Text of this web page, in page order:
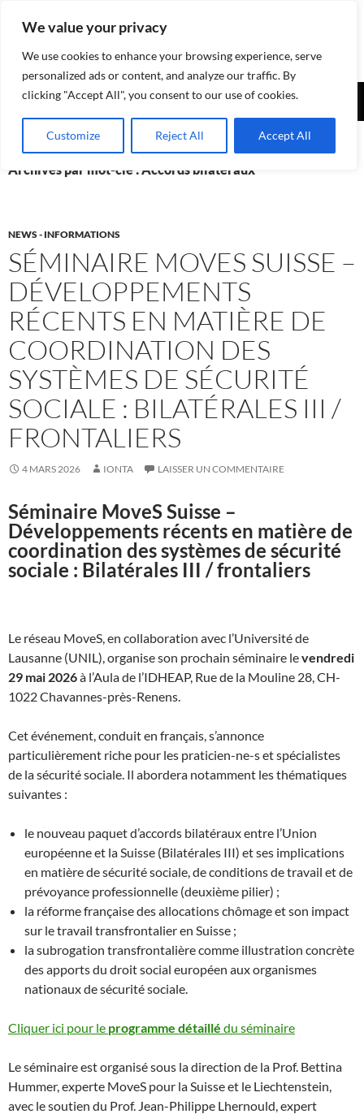
We value your privacy
We use cookies to enhance your browsing experience, serve
personalized ads or content, and analyze our traffic. By
clicking "Accept All", you consent to our use of cookies.
Customize Reject All Accept All
Assurances-sociales.info
Recherche
Archives par mot-clé : Accords bilatéraux
NEWS - INFORMATIONS
SÉMINAIRE MOVES SUISSE –
DÉVELOPPEMENTS
RÉCENTS EN MATIÈRE DE
COORDINATION DES
SYSTÈMES DE SÉCURITÉ
SOCIALE : BILATÉRALES III /
FRONTALIERS
4 MARS 2026 IONTA LAISSER UN COMMENTAIRE
Séminaire MoveS Suisse –
Développements récents en matière de
coordination des systèmes de sécurité
sociale : Bilatérales III / frontaliers
Le réseau MoveS, en collaboration avec l’Université de
Lausanne (UNIL), organise son prochain séminaire levendredi
29 mai 2026à l’Aula de l’IDHEAP, Rue de la Mouline 28, CH-
1022 Chavannes-près-Renens.
Cet événement, conduit en français, s’annonce
particulièrement riche pour les praticien-ne-s et spécialistes
de la sécurité sociale. Il abordera notamment les thématiques
suivantes :
le nouveau paquet d’accords bilatéraux entre l’Union
européenne et la Suisse (Bilatérales III) et ses implications
en matière de sécurité sociale, de conditions de travail et de
prévoyance professionnelle (deuxième pilier) ;
la réforme française des allocations chômage et son impact
sur le travail transfrontalier en Suisse ;
la subrogation transfrontalière comme illustration concrète
des apports du droit social européen aux organismes
nationaux de sécurité sociale.
Cliquer ici pour le programme détaillé du séminaire
Le séminaire est organisé sous la direction de la Prof. Bettina
Hummer, experte MoveS pour la Suisse et le Liechtenstein,
avec le soutien du Prof. Jean-Philippe Lhernould, expert